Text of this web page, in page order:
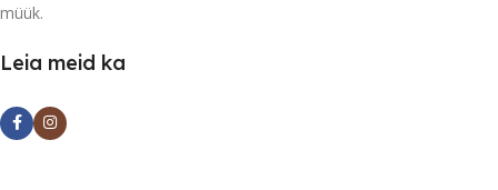
müük.
Leia meid ka